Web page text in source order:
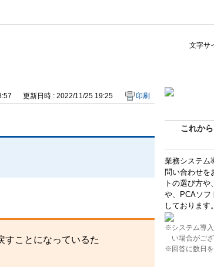
文字サ
これか
業務システム
問い合わせを
トの選び方や
や、PCAソフ
しております。
※システム導
い場合がござ
※回答に数日を
更新日時 : 2022/11/25 19:25 印刷
すことになっているた